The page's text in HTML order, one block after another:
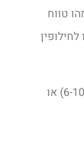
טווח
האם כדאי לעבוד עם משקל כבד ומעט חזרות (6-10) או